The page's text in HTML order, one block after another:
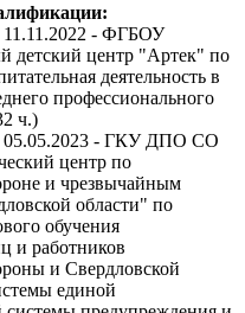
11.11.2022 - ФГБОУ
детский центр "Артек" по
деятельность в
профессионального
ч.)
05.05.2023 - ГКУ ДПО СО
центр по
и чрезвычайным
области" по
обучения
и работников
и Свердловской
единой